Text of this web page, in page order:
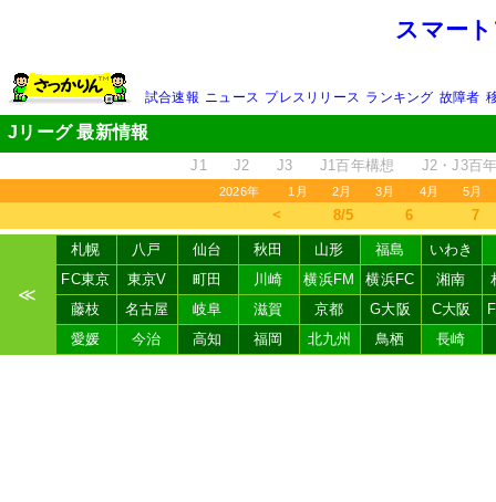
スマー
試合速報 ニュース プレスリリース ランキング 故障者
Jリーグ 最新情報
J1 J2 J3 J1百年構想 J2・J3百
2026年 1月 2月 3月 4月 5月
＜ 8/5 6 7
≪
札幌 八戸 仙台 秋田 山形 福島
いわき
FC東京
東京V 町田 川崎 横浜FM 横浜FC 湘南
藤枝
名古屋 岐阜 滋賀 京都 G大阪 C大阪
愛媛
今治 高知 福岡 北九州 鳥栖 長崎